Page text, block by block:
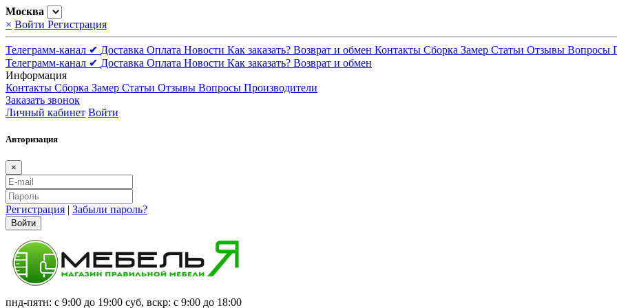
Москва
× Войти Регистрация
Телеграмм-канал ✔ Доставка Оплата Новости Как заказать? Возврат и обмен Контакты Сборка Замер Статьи Отзывы Вопросы
Телеграмм-канал ✔ Доставка Оплата Новости Как заказать? Возврат и обмен
Информация
Контакты Сборка Замер Статьи Отзывы Вопросы Производители
Заказать звонок
Личный кабинет Войти
Авторизация
×
Регистрация | Забыли пароль?
Войти
пнд-пятн: с 9:00 до 19:00 суб, вскр: с 9:00 до 18:00